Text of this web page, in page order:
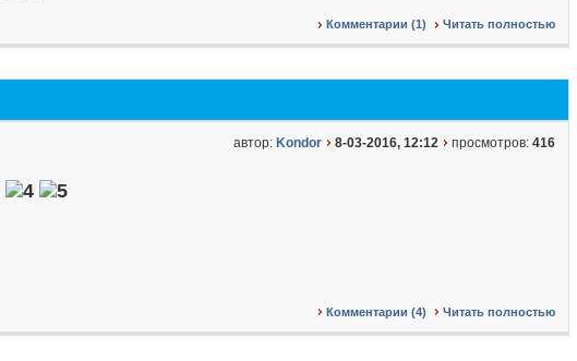
Комментарии (1) Читать полностью
автор: Kondor 8-03-2016, 12:12 просмотров: 416
Комментарии (4) Читать полностью